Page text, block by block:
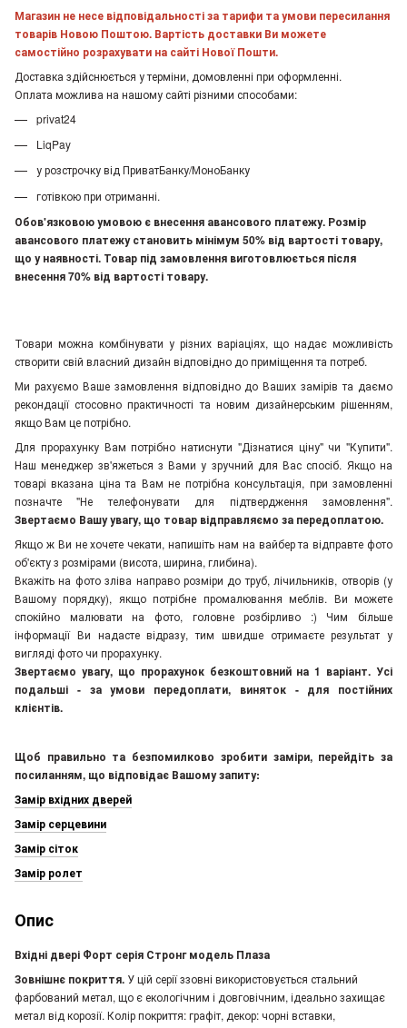
Магазин не несе відповідальності за тарифи та умови пересилання
товарів Новою Поштою. Вартість доставки Ви можете
самостійно розрахувати на сайті Нової Пошти.
Доставка здійснюється у терміни, домовленні при оформленні.
Оплата можлива на нашому сайті різними способами:
privat24
LiqPay
у розстрочку від ПриватБанку/МоноБанку
готівкою при отриманні.
Обов'язковою умовою є внесення авансового платежу. Розмір
авансового платежу становить мінімум 50% від вартості товару,
що у наявності. Товар під замовлення виготовлюється після
внесення 70% від вартості товару.
Товари можна комбінувати у різних варіаціях, що надає можливість
створити свій власний дизайн відповідно до приміщення та потреб.
Ми рахуємо Ваше замовлення відповідно до Ваших замірів та даємо
рекондації стосовно практичності та новим дизайнерським рішенням,
якщо Вам це потрібно.
Для прорахунку Вам потрібно натиснути "Дізнатися ціну" чи "Купити".
Наш менеджер зв'яжеться з Вами у зручний для Вас спосіб. Якщо на
товарі вказана ціна та Вам не потрібна консультація, при замовленні
позначте "Не телефонувати для підтвердження замовлення".
Звертаємо Вашу увагу, що товар відправляємо за передоплатою.
Якщо ж Ви не хочете чекати, напишіть нам на вайбер та відправте фото
об'єкту з розмірами (висота, ширина, глибина).
Вкажіть на фото зліва направо розміри до труб, лічильників, отворів (у
Вашому порядку), якщо потрібне промалювання меблів. Ви можете
спокійно малювати на фото, головне розбірливо :) Чим більше
інформації Ви надасте відразу, тим швидше отримаєте результат у
вигляді фото чи прорахунку.
Звертаємо увагу, що прорахунок безкоштовний на 1 варіант. Усі
подальші - за умови передоплати, виняток - для постійних
клієнтів.
Щоб правильно та безпомилково зробити заміри, перейдіть за
посиланням, що відповідає Вашому запиту:
Замір вхідних дверей
Замір серцевини
Замір сіток
Замір ролет
Опис
Вхідні двері Форт серія Стронг модель Плаза
Зовнішнє покриття. У цій серії ззовні використовується стальний
фарбований метал, що є екологічним і довговічним, ідеально захищає
метал від корозії. Колір покриття: графіт, декор: чорні вставки,